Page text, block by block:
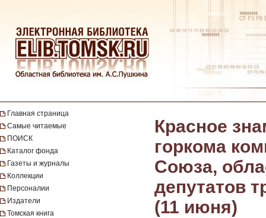
Главная страница
Самые читаемые
ПОИСК
Каталог фонда
Газеты и журналы
Коллекции
Персоналии
Издатели
Томская книга
Красное
горкома
Союза,
депутатов
(11 июня)